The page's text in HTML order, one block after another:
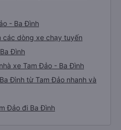
- Ba Đình
các dòng xe chạy tuyến
Đình
xe Tam Đảo - Ba Đình
Đình từ Tam Đảo nhanh và
Đảo đi Ba Đình